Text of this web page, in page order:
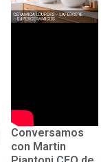
Conversamos
con Martin